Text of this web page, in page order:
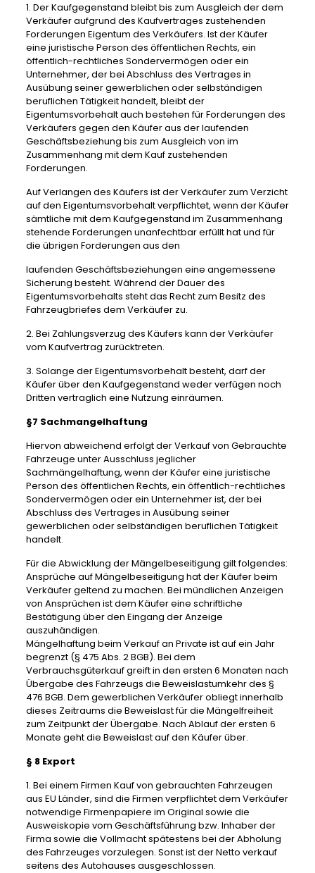
1. Der Kaufgegenstand bleibt bis zum Ausgleich der dem
Verkäufer aufgrund des Kaufvertrages zustehenden
Forderungen Eigentum des Verkäufers. Ist der Käufer
eine juristische Person des öffentlichen Rechts, ein
öffentlich-rechtliches Sondervermögen oder ein
Unternehmer, der bei Abschluss des Vertrages in
Ausübung seiner gewerblichen oder selbständigen
beruflichen Tätigkeit handelt, bleibt der
Eigentumsvorbehalt auch bestehen für Forderungen des
Verkäufers gegen den Käufer aus der laufenden
Geschäftsbeziehung bis zum Ausgleich von im
Zusammenhang mit dem Kauf zustehenden
Forderungen.
Auf Verlangen des Käufers ist der Verkäufer zum Verzicht
auf den Eigentumsvorbehalt verpflichtet, wenn der Käufer
sämtliche mit dem Kaufgegenstand im Zusammenhang
stehende Forderungen unanfechtbar erfüllt hat und für
die übrigen Forderungen aus den
laufenden Geschäftsbeziehungen eine angemessene
Sicherung besteht. Während der Dauer des
Eigentumsvorbehalts steht das Recht zum Besitz des
Fahrzeugbriefes dem Verkäufer zu.
2. Bei Zahlungsverzug des Käufers kann der Verkäufer
vom Kaufvertrag zurücktreten.
3. Solange der Eigentumsvorbehalt besteht, darf der
Käufer über den Kaufgegenstand weder verfügen noch
Dritten vertraglich eine Nutzung einräumen.
§7 Sachmangelhaftung
Hiervon abweichend erfolgt der Verkauf von Gebrauchte
Fahrzeuge unter Ausschluss jeglicher
Sachmängelhaftung, wenn der Käufer eine juristische
Person des öffentlichen Rechts, ein öffentlich-rechtliches
Sondervermögen oder ein Unternehmer ist, der bei
Abschluss des Vertrages in Ausübung seiner
gewerblichen oder selbständigen beruflichen Tätigkeit
handelt.
Für die Abwicklung der Mängelbeseitigung gilt folgendes:
Ansprüche auf Mängelbeseitigung hat der Käufer beim
Verkäufer geltend zu machen. Bei mündlichen Anzeigen
von Ansprüchen ist dem Käufer eine schriftliche
Bestätigung über den Eingang der Anzeige
auszuhändigen.
Mängelhaftung beim Verkauf an Private ist auf ein Jahr
begrenzt (§ 475 Abs. 2 BGB). Bei dem
Verbrauchsgüterkauf greift in den ersten 6 Monaten nach
Übergabe des Fahrzeugs die Beweislastumkehr des §
476 BGB. Dem gewerblichen Verkäufer obliegt innerhalb
dieses Zeitraums die Beweislast für die Mängelfreiheit
zum Zeitpunkt der Übergabe. Nach Ablauf der ersten 6
Monate geht die Beweislast auf den Käufer über.
§ 8 Export
1. Bei einem Firmen Kauf von gebrauchten Fahrzeugen
aus EU Länder, sind die Firmen verpflichtet dem Verkäufer
notwendige Firmenpapiere im Original sowie die
Ausweiskopie vom Geschäftsführung bzw. Inhaber der
Firma sowie die Vollmacht spätestens bei der Abholung
des Fahrzeuges vorzulegen. Sonst ist der Netto verkauf
seitens des Autohauses ausgeschlossen.